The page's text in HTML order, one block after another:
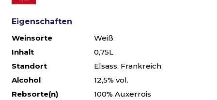
Eigenschaften
Weinsorte
Weiß
Inhalt
0,75L
Standort
Elsass, Frankreich
Alcohol
12,5% vol.
Rebsorte(n)
100% Auxerrois